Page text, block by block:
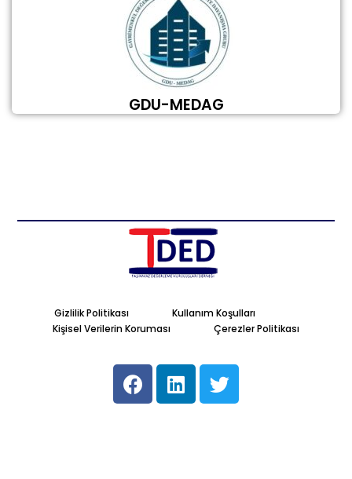
GDU-MEDAG
Gizlilik Politikası
Kullanım Koşulları
Kişisel Verilerin Koruması
Çerezler Politikası